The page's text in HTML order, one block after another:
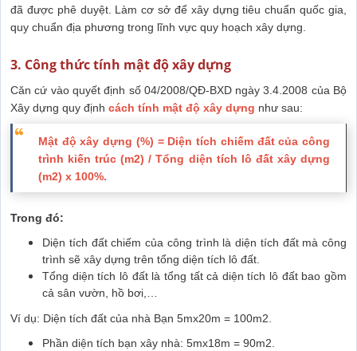
đã được phê duyệt. Làm cơ sở để xây dựng tiêu chuẩn quốc gia,
quy chuẩn địa phương trong lĩnh vực quy hoạch xây dựng.
3. Công thức tính mật độ xây dựng
Căn cứ vào quyết định số 04/2008/QĐ-BXD ngày 3.4.2008 của Bộ
Xây dựng quy định cách tính mật độ xây dựng như sau:
Mật độ xây dựng (%) = Diện tích chiếm đất của công
trình kiến trúc (m2) / Tổng diện tích lô đất xây dựng
(m2) x 100%.
Trong đó:
Diện tích đất chiếm của công trình là diện tích đất mà công
trình sẽ xây dựng trên tổng diện tích lô đất.
Tổng diện tích lô đất là tổng tất cả diện tích lô đất bao gồm
cả sân vườn, hồ bơi,…
Ví dụ: Diện tích đất của nhà Bạn 5mx20m = 100m2.
Phần diện tích bạn xây nhà: 5mx18m = 90m2.